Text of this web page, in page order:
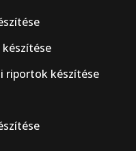
riportok készítése